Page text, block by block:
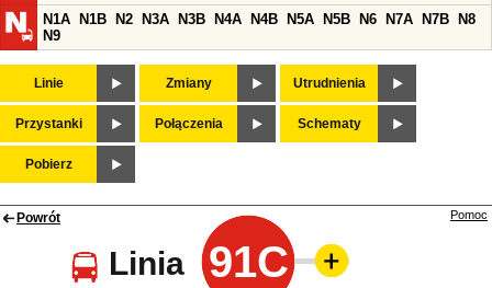
N1A
N1B N2 N3A N3B N4A N4B N5A N5B N6 N7A N7B
N8
N9
Linie Zmiany Utrudnienia
Przystanki Połączenia Schematy
Pobierz
Powrót
Linia 91C
Pomoc